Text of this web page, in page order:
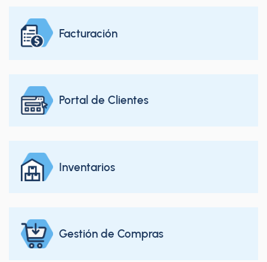
Facturación
Portal de Clientes
Inventarios
Gestión de Compras